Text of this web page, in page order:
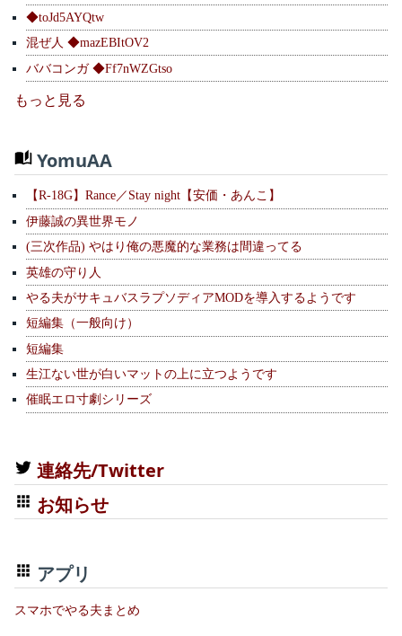
◆toJd5AYQtw
混ぜ人 ◆mazEBItOV2
ババコンガ ◆Ff7nWZGtso
もっと見る
YomuAA
【R-18G】Rance／Stay night【安価・あんこ】
伊藤誠の異世界モノ
(三次作品) やはり俺の悪魔的な業務は間違ってる
英雄の守り人
やる夫がサキュバスラプソディアMODを導入するようです
短編集（一般向け）
短編集
生江ない世が白いマットの上に立つようです
催眠エロ寸劇シリーズ
連絡先/Twitter
お知らせ
アプリ
スマホでやる夫まとめ